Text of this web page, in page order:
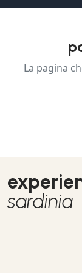
La pagina
sardinia